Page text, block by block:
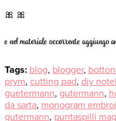
🎀 🎀
e nel materiale occorrente
Tags: blog, blogger,
prym, cutting pad, diy
guetermann, gutermann,
da sarta, monogram
gutermann, puntaspilli